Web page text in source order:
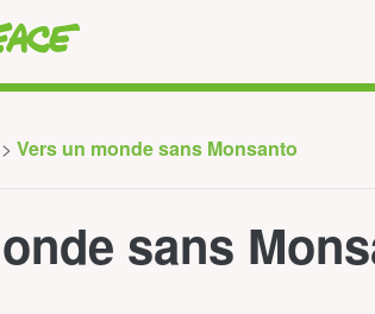
Vers un monde sans Monsanto
sans